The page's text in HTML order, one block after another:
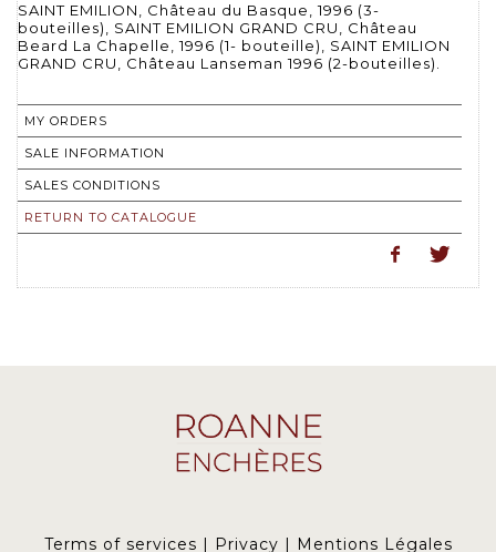
SAINT EMILION, Château du Basque, 1996 (3-
bouteilles), SAINT EMILION GRAND CRU, Château
Beard La Chapelle, 1996 (1- bouteille), SAINT EMILION
GRAND CRU, Château Lanseman 1996 (2-bouteilles).
MY ORDERS
SALE INFORMATION
SALES CONDITIONS
RETURN TO CATALOGUE
Terms of services Privacy
Mentions Légales